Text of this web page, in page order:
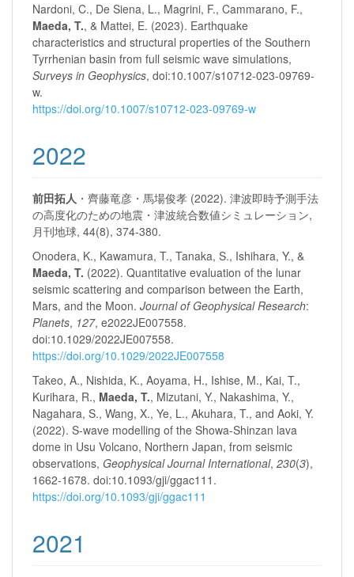
Nardoni, C., De Siena, L., Magrini, F., Cammarano, F.,
Maeda, T., & Mattei, E. (2023). Earthquake
characteristics and structural properties of the Southern
Tyrrhenian basin from full seismic wave simulations,
Surveys in Geophysics, doi:10.1007/s10712-023-09769-
w.
https://doi.org/10.1007/s10712-023-09769-w
2022
前田拓人 ・齊藤竜彦・馬場俊孝 (2022). 津波即時予測手法
の高度化のための地震・津波統合数値シミュレーション,
月刊地球, 44(8), 374-380.
Onodera, K., Kawamura, T., Tanaka, S., Ishihara, Y., &
Maeda, T. (2022). Quantitative evaluation of the lunar
seismic scattering and comparison between the Earth,
Mars, and the Moon. Journal of Geophysical Research:
Planets, 127, e2022JE007558.
doi:10.1029/2022JE007558.
https://doi.org/10.1029/2022JE007558
Takeo, A., Nishida, K., Aoyama, H., Ishise, M., Kai, T.,
Kurihara, R., Maeda, T., Mizutani, Y., Nakashima, Y.,
Nagahara, S., Wang, X., Ye, L., Akuhara, T., and Aoki, Y.
(2022). S-wave modelling of the Showa-Shinzan lava
dome in Usu Volcano, Northern Japan, from seismic
observations, Geophysical Journal International, 230(3),
1662-1678. doi:10.1093/gji/ggac111.
https://doi.org/10.1093/gji/ggac111
2021